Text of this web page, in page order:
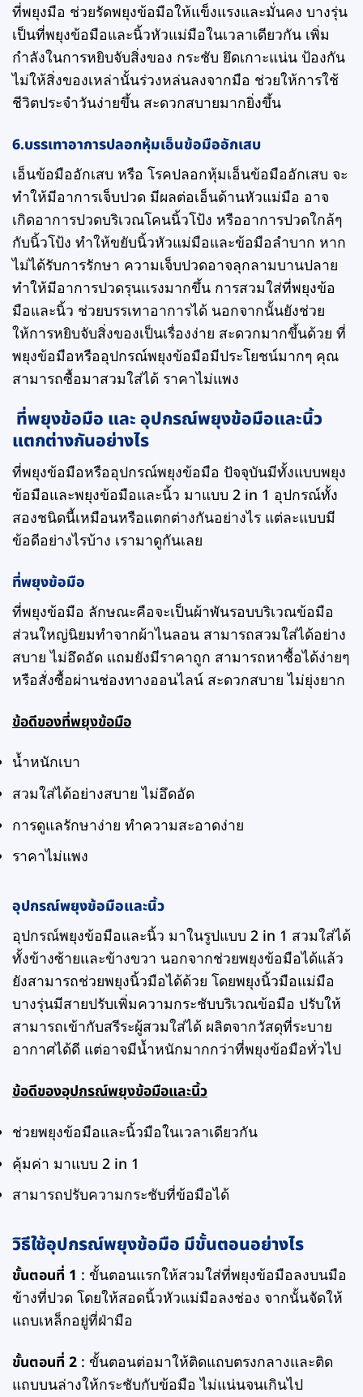
ที่พยุงมือ ช่วยรัดพยุงข้อมือให้แข็งแรงและมั่นคง บางรุ่น
เป็นที่พยุงข้อมือและนิ้วหัวแม่มือในเวลาเดียวกัน เพิ่ม
กำลังในการหยิบจับสิ่งของ กระชับ ยึดเกาะแน่น ป้องกัน
ไม่ให้สิ่งของเหล่านั้นร่วงหล่นลงจากมือ ช่วยให้การใช้
ชีวิตประจำวันง่ายขึ้น สะดวกสบายมากยิ่งขึ้น
6.บรรเทาอาการปลอกหุ้มเอ็นข้อมืออักเสบ
เอ็นข้อมืออักเสบ หรือ โรคปลอกหุ้มเอ็นข้อมืออักเสบ จะ
ทำให้มีอาการเจ็บปวด มีผลต่อเอ็นด้านหัวแม่มือ อาจ
เกิดอาการปวดบริเวณโคนนิ้วโป้ง หรืออาการปวดใกล้ๆ
กับนิ้วโป้ง ทำให้ขยับนิ้วหัวแม่มือและข้อมือลำบาก หาก
ไม่ได้รับการรักษา ความเจ็บปวดอาจลุกลามบานปลาย
ทำให้มีอาการปวดรุนแรงมากขึ้น การสวมใส่ที่พยุงข้อ
มือและนิ้ว ช่วยบรรเทาอาการได้ นอกจากนั้นยังช่วย
ให้การหยิบจับสิ่งของเป็นเรื่องง่าย สะดวกมากขึ้นด้วย ที่
พยุงข้อมือหรืออุปกรณ์พยุงข้อมือมีประโยชน์มากๆ คุณ
สามารถซื้อมาสวมใส่ได้ ราคาไม่แพง
ที่พยุงข้อมือ และ อุปกรณ์พยุงข้อมือและนิ้ว
แตกต่างกันอย่างไร
ที่พยุงข้อมือหรืออุปกรณ์พยุงข้อมือ ปัจจุบันมีทั้งแบบพยุง
ข้อมือและพยุงข้อมือและนิ้ว มาแบบ 2 in 1 อุปกรณ์ทั้ง
สองชนิดนี้เหมือนหรือแตกต่างกันอย่างไร แต่ละแบบมี
ข้อดีอย่างไรบ้าง เรามาดูกันเลย
ที่พยุงข้อมือ
ที่พยุงข้อมือ ลักษณะคือจะเป็นผ้าพันรอบบริเวณข้อมือ
ส่วนใหญ่นิยมทำจากผ้าไนลอน สามารถสวมใส่ได้อย่าง
สบาย ไม่อึดอัด แถมยังมีราคาถูก สามารถหาซื้อได้ง่ายๆ
หรือสั่งซื้อผ่านช่องทางออนไลน์ สะดวกสบาย ไม่ยุ่งยาก
ข้อดีของที่พยุงข้อมือ
น้ำหนักเบา
สวมใส่ได้อย่างสบาย ไม่อึดอัด
การดูแลรักษาง่าย ทำความสะอาดง่าย
ราคาไม่แพง
อุปกรณ์พยุงข้อมือและนิ้ว
อุปกรณ์พยุงข้อมือและนิ้ว มาในรูปแบบ 2 in 1 สวมใส่ได้
ทั้งข้างซ้ายและข้างขวา นอกจากช่วยพยุงข้อมือได้แล้ว
ยังสามารถช่วยพยุงนิ้วมือได้ด้วย โดยพยุงนิ้วมือแม่มือ
บางรุ่นมีสายปรับเพิ่มความกระชับบริเวณข้อมือ ปรับให้
สามารถเข้ากับสรีระผู้สวมใส่ได้ ผลิตจากวัสดุที่ระบาย
อากาศได้ดี แต่อาจมีน้ำหนักมากกว่าที่พยุงข้อมือทั่วไป
ข้อดีของอุปกรณ์พยุงข้อมือและนิ้ว
ช่วยพยุงข้อมือและนิ้วมือในเวลาเดียวกัน
คุ้มค่า มาแบบ 2 in 1
สามารถปรับความกระชับที่ข้อมือได้
วิธีใช้อุปกรณ์พยุงข้อมือ มีขั้นตอนอย่างไร
ขั้นตอนที่ 1 : ขั้นตอนแรกให้สวมใส่ที่พยุงข้อมือลงบนมือ
ข้างที่ปวด โดยให้สอดนิ้วหัวแม่มือลงช่อง จากนั้นจัดให้
แถบเหล็กอยู่ที่ฝ่ามือ
ขั้นตอนที่ 2 : ขั้นตอนต่อมาให้ติดแถบตรงกลางและติด
แถบบนล่างให้กระชับกับข้อมือ ไม่แน่นจนเกินไป